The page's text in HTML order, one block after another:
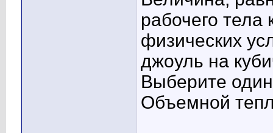
рабочего
физических
джоуль на
Выберите
Объемной